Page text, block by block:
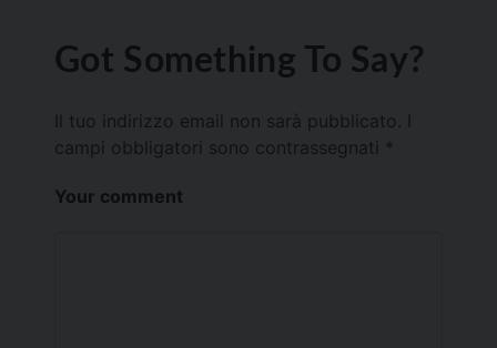
Got Something To Say?
Il tuo indirizzo email non sarà pubblicato.
campi obbligatori sono contrassegnati *
Your comment